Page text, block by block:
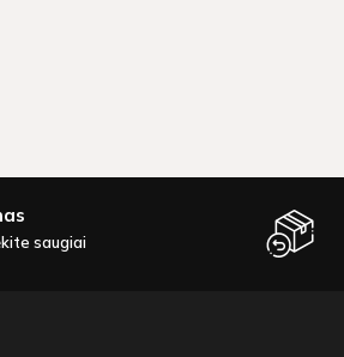
saugiai